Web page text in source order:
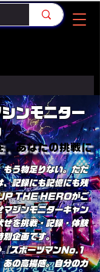
ンモニター
、あなたの挑戦に
、あなたの挑戦に
う物足りない。ただ
記録にも記憶にも残
THE HEROがご
シンモニターキャン
を挑戦・記録・体験
別企画です。
スポーツマンNo.1
の高揚感。自分の力